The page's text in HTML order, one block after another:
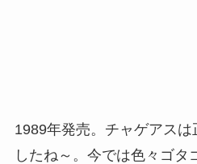
1989年発売。チャゲアスは
したね～。今では色々ゴタ